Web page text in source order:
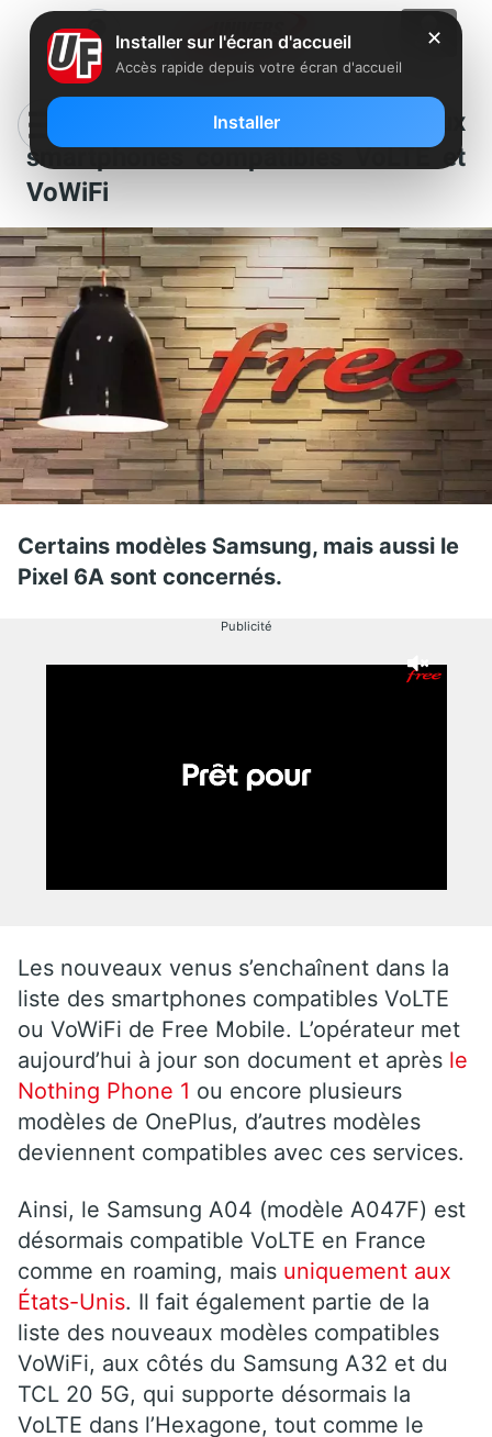
Free annonce de nouveaux
smartphones compatibles VoLTE et
VoWiFi
Certains modèles Samsung, mais aussi le
Pixel 6A sont concernés.
Publicité
Les nouveaux venus s’enchaînent dans la
liste des smartphones compatibles VoLTE
ou VoWiFi de Free Mobile. L’opérateur met
aujourd’hui à jour son document et après le
Nothing Phone 1 ou encore plusieurs
modèles de OnePlus, d’autres modèles
deviennent compatibles avec ces services.
Ainsi, le Samsung A04 (modèle A047F) est
désormais compatible VoLTE en France
comme en roaming, mais uniquement aux
États-Unis. Il fait également partie de la
liste des nouveaux modèles compatibles
VoWiFi, aux côtés du Samsung A32 et du
TCL 20 5G, qui supporte désormais la
VoLTE dans l’Hexagone, tout comme le
✕
Installer sur l'écran d'accueil
Accès rapide depuis votre écran d'accueil
Installer